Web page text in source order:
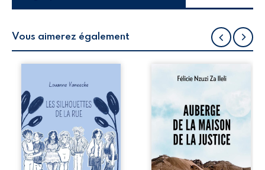
Vous aimerez également
la rue donne la
parole à six
personnages
ordinaires,
traversés par des
pensées, des
émotions et des
silences qui
pourraient
Auberge de la
récit-témoignage
consacré au
parcours
exemplaire de
Mbala Zi Nkuaku
Lema Félix.
Magistrat intègre,